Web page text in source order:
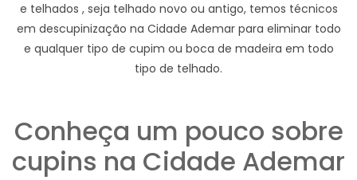
e telhados , seja telhado novo ou antigo, temos técnicos
em descupinização na Cidade Ademar para eliminar todo
e qualquer tipo de cupim ou boca de madeira em todo
tipo de telhado.
Conheça um pouco sobre
cupins na Cidade Ademar